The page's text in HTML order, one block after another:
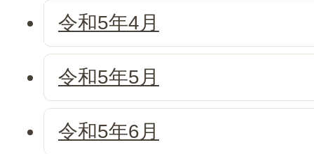
令和5年4月
令和5年5月
令和5年6月